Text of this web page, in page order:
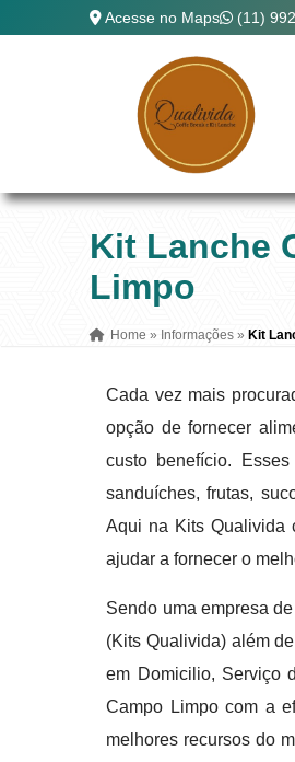
Acesse no Maps (11)
Kit Lanche
Limpo
Home » Informações » Kit
Cada vez mais
opção de fornecer
custo benefício.
sanduíches, frutas,
Aqui na Kits Qualivida
ajudar a fornecer o
Sendo uma empresa
(Kits Qualivida) além
em Domicilio, Serviço
Campo Limpo com a
melhores recursos do